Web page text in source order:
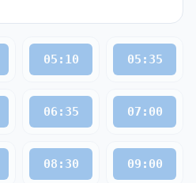
05:10 05:35
06:35 07:00
08:30 09:00